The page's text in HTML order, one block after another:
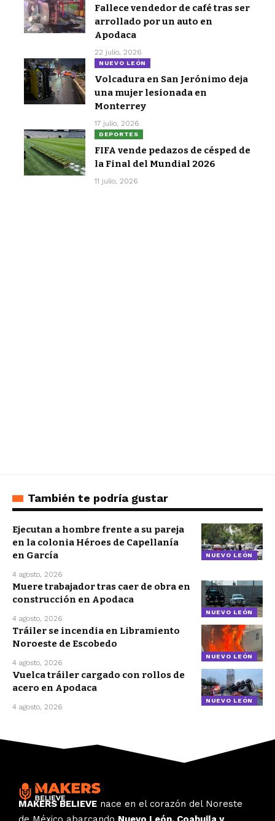
Fallece vendedor de café tras ser
arrollado por un auto en
Apodaca
22 julio, 2026
NUEVO LEÓN
Volcadura en San Jerónimo deja
una mujer lesionada en
Monterrey
17 julio, 2026
DEPORTES
FIFA vende pedazos de césped de
la Final del Mundial 2026
11 julio, 2026
También te podría gustar
NUEVO LEÓN
Ejecutan a hombre frente a su pareja
en la colonia Héroes de Capellanía
en García
4 agosto, 2026
NUEVO LEÓN
Muere trabajador tras caer de obra en
construcción en Apodaca
4 agosto, 2026
NUEVO LEÓN
Tráiler se incendia en Libramiento
Noroeste de Escobedo
4 agosto, 2026
NUEVO LEÓN
Vuelca tráiler cargado con rollos de
acero en Apodaca
4 agosto, 2026
MAKERS BELIEVE nace en el corazón del Noreste